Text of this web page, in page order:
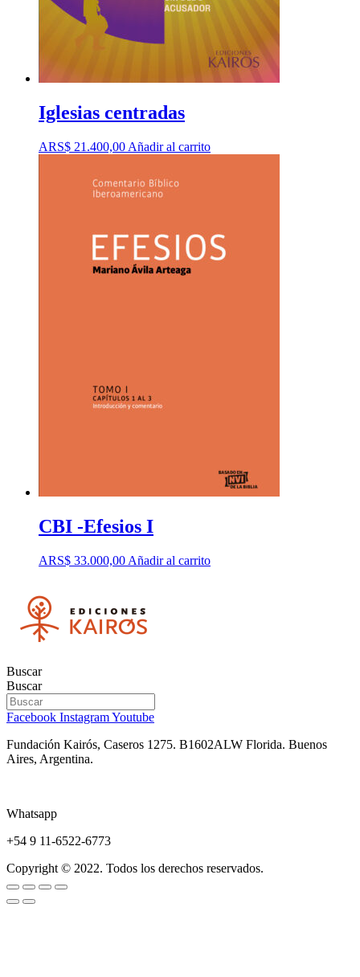
Iglesias centradas
ARS$ 21.400,00 Añadir al carrito
CBI -Efesios I
ARS$ 33.000,00 Añadir al carrito
Buscar
Buscar
Facebook InstagramYoutube
Fundación Kairós, Caseros 1275. B1602ALW Florida. Buenos
Aires, Argentina.
Whatsapp
+54 9 11-6522-6773
Copyright © 2022. Todos los derechos reservados.